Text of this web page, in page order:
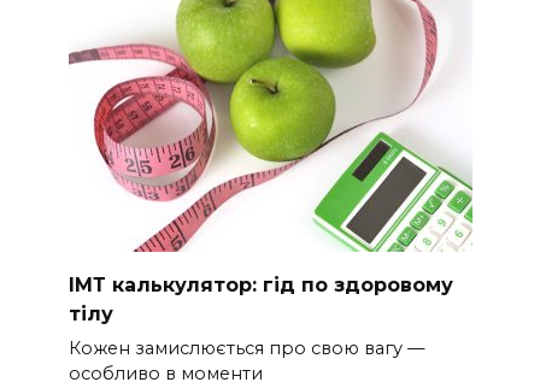
ІМТ калькулятор: гід по здоровому
тілу
Кожен замислюється про свою вагу —
особливо в моменти